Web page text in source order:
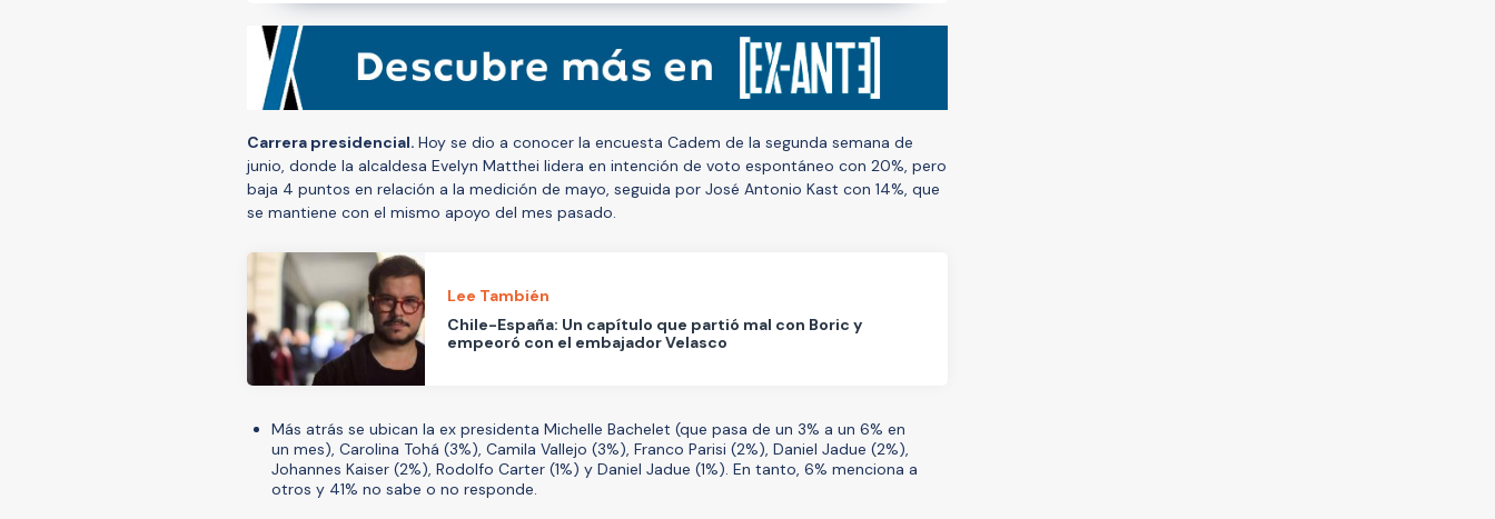
Carrera presidencial. Hoy se dio a conocer la encuesta Cadem de la segunda semana de
junio, donde la alcaldesa Evelyn Matthei lidera en intención de voto espontáneo con 20%, pero
baja 4 puntos en relación a la medición de mayo, seguida por José Antonio Kast con 14%, que
se mantiene con el mismo apoyo del mes pasado.
Lee También
Chile-España: Un capítulo que partió mal con Boric y
empeoró con el embajador Velasco
Más atrás se ubican la ex presidenta Michelle Bachelet (que pasa de un 3% a un 6% en
un mes), Carolina Tohá (3%), Camila Vallejo (3%), Franco Parisi (2%), Daniel Jadue (2%),
Johannes Kaiser (2%), Rodolfo Carter (1%) y Daniel Jadue (1%). En tanto, 6% menciona a
otros y 41% no sabe o no responde.